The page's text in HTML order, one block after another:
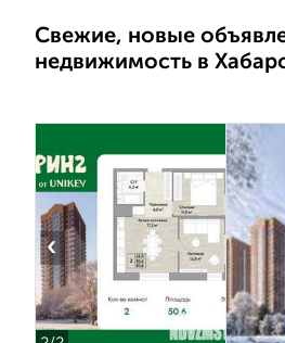
Свежие, новые
недвижимость в
‹